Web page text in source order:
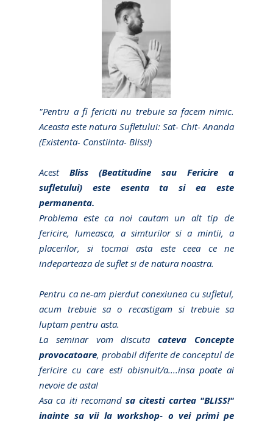
"Pentru a fi fericiti nu trebuie sa facem nimic.
Aceasta este natura Sufletului: Sat- Chit- Ananda
(Existenta- Constiinta- Bliss!)
Acest Bliss (Beatitudine sau Fericire a
sufletului) este esenta ta si ea este
permanenta.
Problema este ca noi cautam un alt tip de
fericire, lumeasca, a simturilor si a mintii, a
placerilor, si tocmai asta este ceea ce ne
indeparteaza de suflet si de natura noastra.
Pentru ca ne-am pierdut conexiunea cu sufletul,
acum trebuie sa o recastigam si trebuie sa
luptam pentru asta.
La seminar vom discutacateva Concepte
provocatoare, probabil diferite de conceptul de
fericire cu care esti obisnuit/a....insa poate ai
nevoie de asta!
Asa ca iti recomandsa citesti cartea "BLISS!"
inainte sa vii la workshop- o vei primi pe